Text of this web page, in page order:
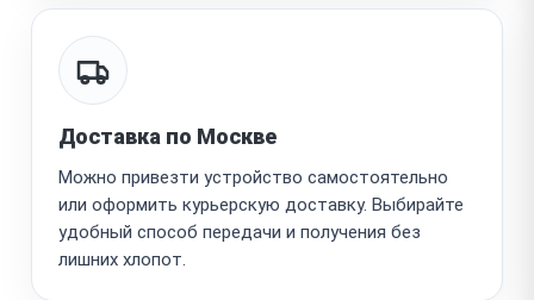
Доставка по Москве
Можно привезти устройство самостоятельно
или оформить курьерскую доставку. Выбирайте
удобный способ передачи и получения без
лишних хлопот.